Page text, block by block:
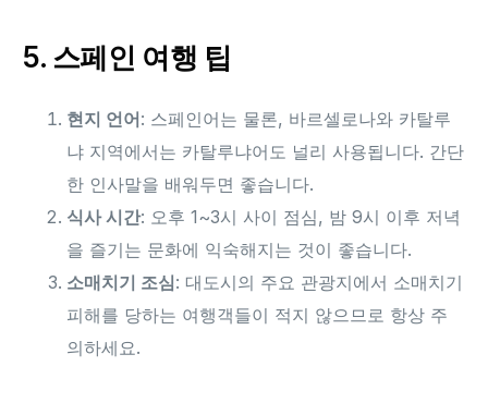
5. 스페인 여행 팁
현지 언어: 스페인어는 물론, 바르셀로나와 카탈루
냐 지역에서는 카탈루냐어도 널리 사용됩니다. 간단
한 인사말을 배워두면 좋습니다.
식사 시간: 오후 1~3시 사이 점심, 밤 9시 이후 저녁
을 즐기는 문화에 익숙해지는 것이 좋습니다.
소매치기 조심: 대도시의 주요 관광지에서 소매치기
피해를 당하는 여행객들이 적지 않으므로 항상 주
의하세요.